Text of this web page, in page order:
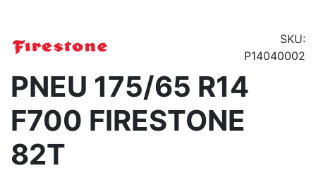
SKU:
P14040002
PNEU 175/65 R14
F700 FIRESTONE
82T